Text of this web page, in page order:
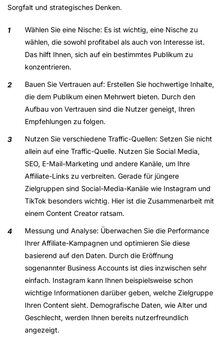
Sorgfalt und strategisches Denken.
Wählen Sie eine Nische: Es ist wichtig, eine Nische zu
wählen, die sowohl profitabel als auch von Interesse ist.
Das hilft Ihnen, sich auf ein bestimmtes Publikum zu
konzentrieren.
Bauen Sie Vertrauen auf: Erstellen Sie hochwertige Inhalte,
die dem Publikum einen Mehrwert bieten. Durch den
Aufbau von Vertrauen sind die Nutzer geneigt, Ihren
Empfehlungen zu folgen.
Nutzen Sie verschiedene Traffic-Quellen: Setzen Sie nicht
allein auf eine Traffic-Quelle. Nutzen Sie Social Media,
SEO, E-Mail-Marketing und andere Kanäle, um Ihre
Affiliate-Links zu verbreiten. Gerade für jüngere
Zielgruppen sind Social-Media-Kanäle wie Instagram und
TikTok besonders wichtig. Hier ist die Zusammenarbeit mit
einem Content Creator ratsam.
Messung und Analyse: Überwachen Sie die Performance
Ihrer Affiliate-Kampagnen und optimieren Sie diese
basierend auf den Daten. Durch die Eröffnung
sogenannter Business Accounts ist dies inzwischen sehr
einfach. Instagram kann Ihnen beispielsweise schon
wichtige Informationen darüber geben, welche Zielgruppe
Ihren Content sieht. Demografische Daten, wie Alter und
Geschlecht, werden Ihnen bereits nutzerfreundlich
angezeigt.